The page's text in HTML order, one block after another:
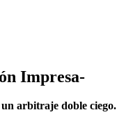
Impresa-
arbitraje doble ciego.